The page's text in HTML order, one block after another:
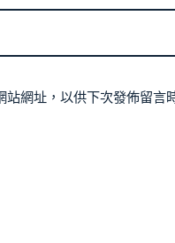
網址，以供下次發佈留言